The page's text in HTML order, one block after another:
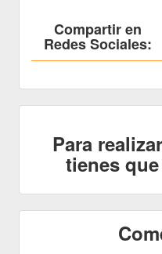
Compartir en
Redes Sociales:
Para
tienes que